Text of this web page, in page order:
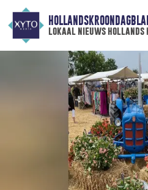
lokaal nieuws hollands